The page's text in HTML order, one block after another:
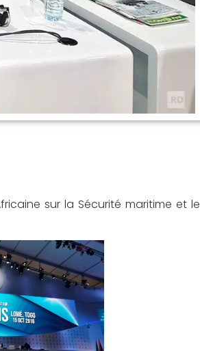
sur la Sécurité maritime et le